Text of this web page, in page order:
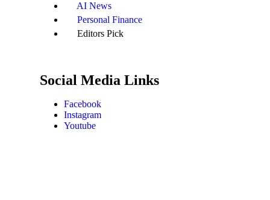
AI News
Personal Finance
Editors Pick
Social Media Links
Facebook
Instagram
Youtube